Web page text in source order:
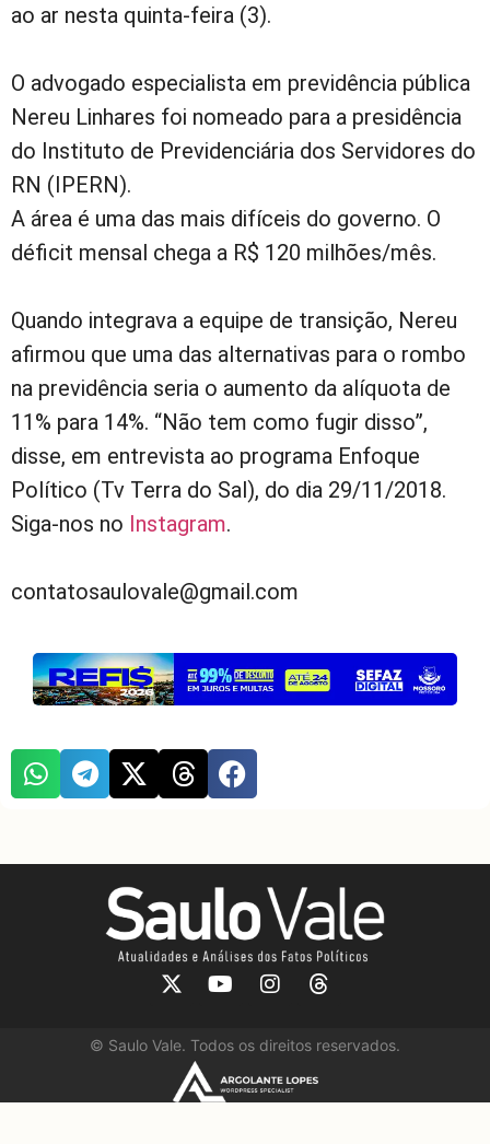
ao ar nesta quinta-feira (3).
O advogado especialista em previdência pública
Nereu Linhares foi nomeado para a presidência
do Instituto de Previdenciária dos Servidores do
RN (IPERN).
A área é uma das mais difíceis do governo. O
déficit mensal chega a R$ 120 milhões/mês.
Quando integrava a equipe de transição, Nereu
afirmou que uma das alternativas para o rombo
na previdência seria o aumento da alíquota de
11% para 14%. “Não tem como fugir disso”,
disse, em entrevista ao programa Enfoque
Político (Tv Terra do Sal), do dia 29/11/2018.
Siga-nos no Instagram.
contatosaulovale@gmail.com
© Saulo Vale. Todos os direitos reservados.